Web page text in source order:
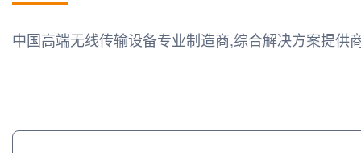
中国高端无线传输设备专业制造商,综合解决方案提供